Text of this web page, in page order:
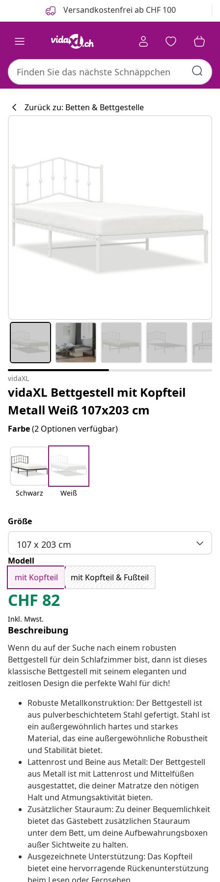
Versandkostenfrei ab CHF 100
Zurück zu: Betten & Bettgestelle
vidaXL
vidaXL Bettgestell mit Kopfteil
Metall Weiß 107x203 cm
Farbe(2 Optionen verfügbar)
Schwarz Weiß
Größe
107 x 203 cm
Modell
mit Kopfteil
mit Kopfteil & Fußteil
CHF 82
Inkl. Mwst.
Beschreibung
Wenn du auf der Suche nach einem robusten
Bettgestell für dein Schlafzimmer bist, dann ist dieses
klassische Bettgestell mit seinem eleganten und
zeitlosen Design die perfekte Wahl für dich!
Robuste Metallkonstruktion: Der Bettgestell ist
aus pulverbeschichtetem Stahl gefertigt. Stahl ist
ein außergewöhnlich hartes und starkes
Material, das eine außergewöhnliche Robustheit
und Stabilität bietet.
Lattenrost und Beine aus Metall: Der Bettgestell
aus Metall ist mit Lattenrost und Mittelfüßen
ausgestattet, die deiner Matratze den nötigen
Halt und Atmungsaktivität bieten.
Zusätzlicher Stauraum: Zu deiner Bequemlichkeit
bietet das Gästebett zusätzlichen Stauraum
unter dem Bett, um deine Aufbewahrungsboxen
außer Sichtweite zu halten.
Ausgezeichnete Unterstützung: Das Kopfteil
bietet eine hervorragende Rückenunterstützung